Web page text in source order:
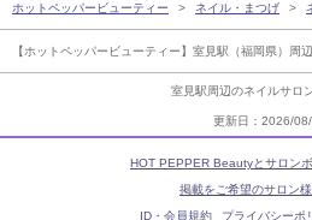
室見駅周辺のネイルサロ
更新日：2026/
ホットペッパービューティー ネイル・まつげ
【ホットペッパービューティー】室見駅（福岡県）
HOT PEPPER Beautyとサロン
掲載をご希望のサロン
ID・会員規約
プライバシーポ